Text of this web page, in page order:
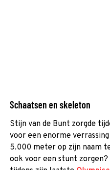
Schaatsen en skeleton
Stijn van de Bunt zorgde
voor een enorme
5.000 meter op zijn naam
ook voor een stunt